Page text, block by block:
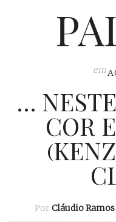
em
…
COR
Por Cláudio Ramos